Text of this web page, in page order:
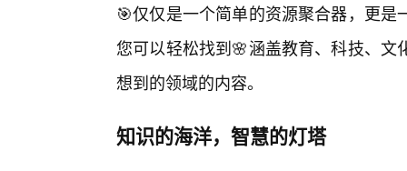
🎯仅仅是一个简单的资源聚合器，更
您可以轻松找到🌸涵盖教育、科技、
想到的领域的内容。
知识的海洋，智慧的灯塔